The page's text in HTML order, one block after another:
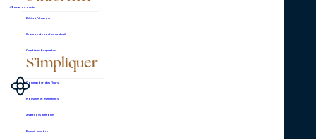
En cas de décès
Décès à l’étranger
Groupe de soutien au deuil
Questions fréquentes
S’impliquer
Commander des fleurs
Nouvelles et événements
Avantages membres
Devenir membre
Complexe Lemire,
bureau administratif
2625, boulevard Lemire
Drummondville (Québec)
J2B 6Y4
819 472-3730